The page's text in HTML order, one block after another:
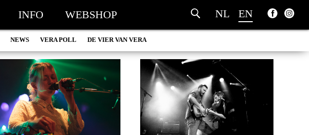
NL EN
INFO WEBSHOP
NEWS VERA POLL DE VIER VAN VERA